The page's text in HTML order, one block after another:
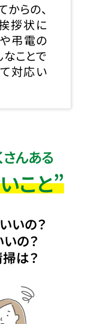
からの、
拶状に
弔電の
ことで
対応い
んある
こと”
いの？
の？
は？